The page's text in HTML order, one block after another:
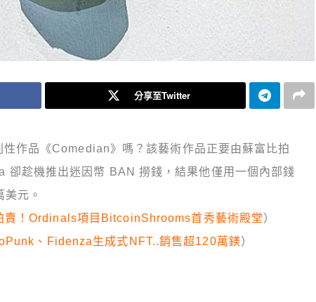
分享至Twitter
作品《Comedian》嗎？該藝術作品正要由蘇富比拍
趁機推出迷因幣 BAN 撈錢，結果他僅用一個內部錢
元。
賣！Ordinals項目BitcoinShrooms首秀藝術殿堂）
、Fidenza生成式NFT..銷售超120萬鎂）